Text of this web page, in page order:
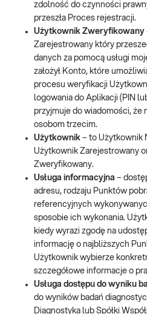
zdolność do czynności
przeszła Proces rejestracji.
Użytkownik Zweryfikowany
Zarejestrowany który
danych za pomocą usługi
założył Konto, które
procesu weryfikacji
logowania do Aplikacji (PIN
przyjmuje do wiadomości, że
osobom trzecim.
Użytkownik – to Użytkownik
Użytkownik Zarejestrowany
Zweryfikowany.
Usługa informacyjna –
adresu, rodzaju Punktów
referencyjnych
sposobie ich wykonania.
kiedy wyrazi zgodę na
informację o najbliższych
Użytkownik wybierze
szczegółowe informacje o
Usługa dostępu do wyniku
do wyników badań
Diagnostyka lub Spółki